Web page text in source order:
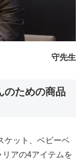
守先生
のための商品
ケット、ベビーベ
アの4アイテムを